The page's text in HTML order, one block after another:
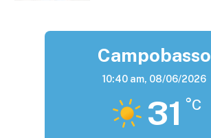
Campobasso
10:40 am, 08/06/2026
31 °C